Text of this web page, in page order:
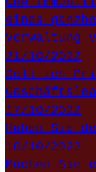
eines
Verwaltung
21/10/2022
Soll ich
17/10/2022
Haben Sie
16/10/2022
Machen Sie